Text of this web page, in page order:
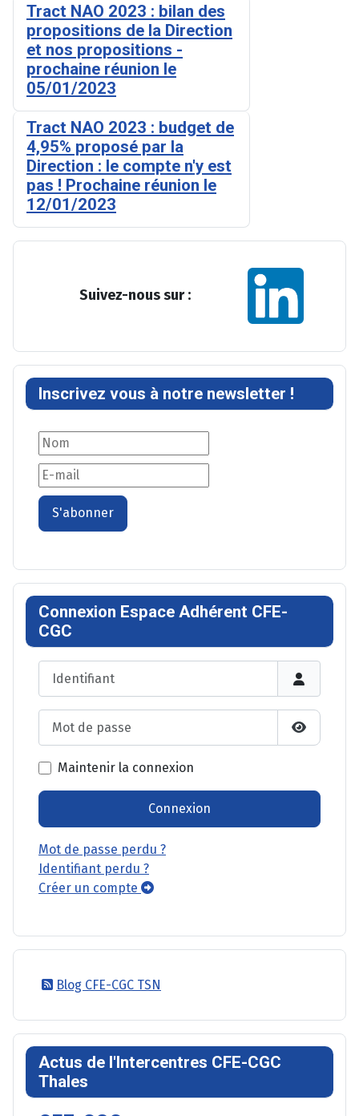
Tract NAO 2023 : bilan des
propositions de la Direction
et nos propositions -
prochaine réunion le
05/01/2023
Tract NAO 2023 : budget de
4,95% proposé par la
Direction : le compte n'y est
pas ! Prochaine réunion le
12/01/2023
Suivez-nous sur :
Inscrivez vous à notre newsletter !
S'abonner
Connexion Espace Adhérent CFE-
CGC
Identifiant
Mot de passe
Afficher
Maintenir la connexion
Connexion
Mot de passe perdu ?
Identifiant perdu ?
Créer un compte
Blog CFE-CGC TSN
Actus de l'Intercentres CFE-CGC
Thales